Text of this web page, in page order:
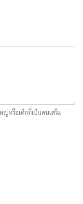
ญ่หรือเด็กที่เป็นคนเสริม